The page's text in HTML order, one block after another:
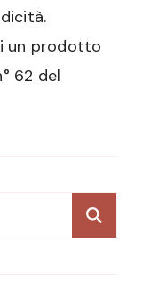
un prodotto
62 del